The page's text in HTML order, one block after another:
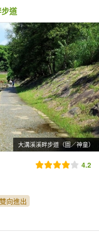
道
大溝溪溪畔步道（圖／神童）
4.2
雙向進出